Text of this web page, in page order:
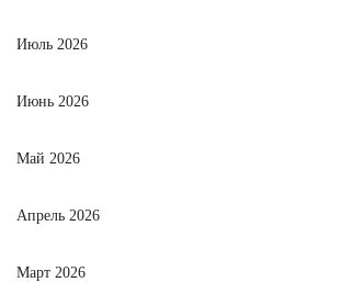
Июль 2026
Июнь 2026
Май 2026
Апрель 2026
Март 2026